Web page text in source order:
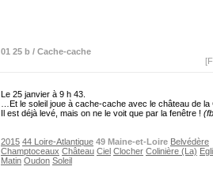
01 25 b / Cache-cache
Le 25 janvier à 9 h 43.
…Et le soleil joue à cache-cache avec le château de
Il est déjà levé, mais on ne le voit que par la fenêtre !
2015 44 Loire-Atlantique 49 Maine-et-Loire Belvédère
Champtoceaux Château Ciel Clocher Colinière (La)
Matin Oudon Soleil